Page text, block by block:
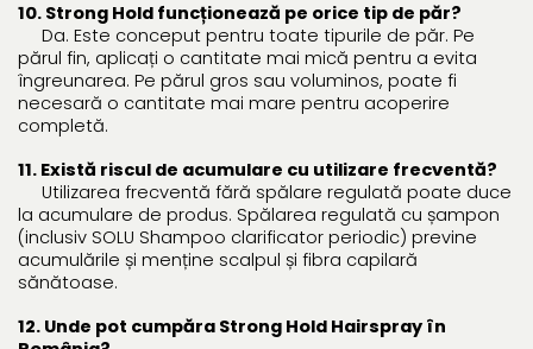
10. Strong Hold funcționează pe orice tip de păr?
Da. Este conceput pentru toate tipurile de păr. Pe
părul fin, aplicați o cantitate mai mică pentru a evita
îngreunarea. Pe părul gros sau voluminos, poate fi
necesară o cantitate mai mare pentru acoperire
completă.
11. Există riscul de acumulare cu utilizare frecventă?
Utilizarea frecventă fără spălare regulată poate duce
la acumulare de produs. Spălarea regulată cu șampon
(inclusiv SOLU Shampoo clarificator periodic) previne
acumulările și menține scalpul și fibra capilară
sănătoase.
12. Unde pot cumpăra Strong Hold Hairspray în